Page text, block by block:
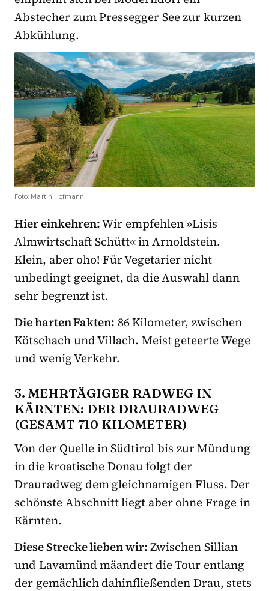
Abstecher zum Pressegger See zur kurzen
Abkühlung.
Foto: Martin Hofmann
Hier einkehren:Wir empfehlen »Lisis
Almwirtschaft Schütt« in Arnoldstein.
Klein, aber oho! Für Vegetarier nicht
unbedingt geeignet, da die Auswahl dann
sehr begrenzt ist.
Die harten Fakten: 86 Kilometer, zwischen
Kötschach und Villach. Meist geteerte Wege
und wenig Verkehr.
3. MEHRTÄGIGER RADWEG IN
KÄRNTEN: DER DRAURADWEG
(GESAMT 710 KILOMETER)
Von der Quelle in Südtirol bis zur Mündung
in die kroatische Donau folgt der
Drauradweg dem gleichnamigen Fluss. Der
schönste Abschnitt liegt aber ohne Frage in
Kärnten.
Diese Strecke lieben wir:Zwischen Sillian
und Lavamünd mäandert die Tour entlang
der gemächlich dahinfließenden Drau, stets